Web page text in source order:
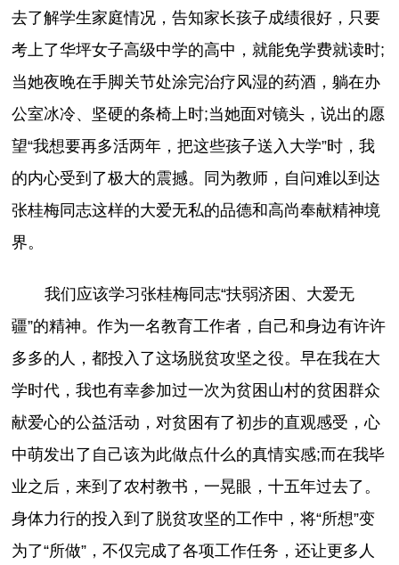
去了解学生家庭情况，告知家长孩子成绩很好，只要
考上了华坪女子高级中学的高中，就能免学费就读时;
当她夜晚在手脚关节处涂完治疗风湿的药酒，躺在办
公室冰冷、坚硬的条椅上时;当她面对镜头，说出的愿
望“我想要再多活两年，把这些孩子送入大学”时，我
的内心受到了极大的震撼。同为教师，自问难以到达
张桂梅同志这样的大爱无私的品德和高尚奉献精神境
界。
我们应该学习张桂梅同志“扶弱济困、大爱无
疆”的精神。作为一名教育工作者，自己和身边有许许
多多的人，都投入了这场脱贫攻坚之役。早在我在大
学时代，我也有幸参加过一次为贫困山村的贫困群众
献爱心的公益活动，对贫困有了初步的直观感受，心
中萌发出了自己该为此做点什么的真情实感;而在我毕
业之后，来到了农村教书，一晃眼，十五年过去了。
身体力行的投入到了脱贫攻坚的工作中，将“所想”变
为了“所做”，不仅完成了各项工作任务，还让更多人